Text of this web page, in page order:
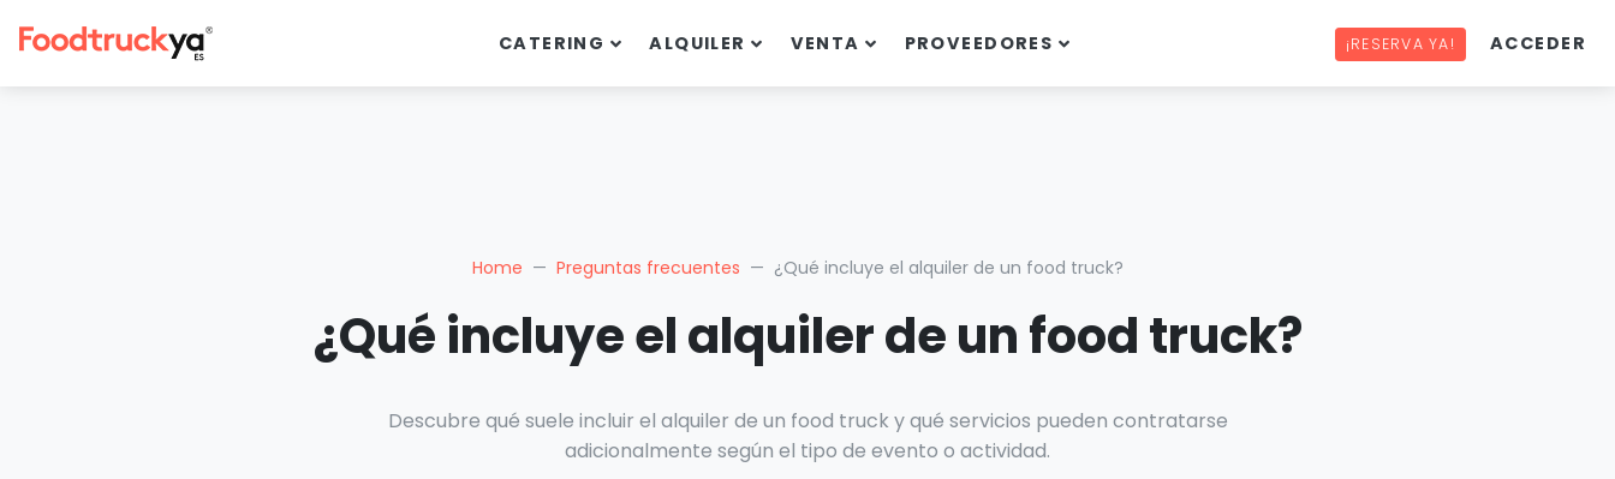
CATERING ALQUILER VENTA PROVEEDORES ¡RESERVA YA! ACCEDER
Home Preguntas frecuentes ¿Qué incluye el alquiler de un food truck?
¿Qué incluye el alquiler de un food truck?
Descubre qué suele incluir el alquiler de un food truck y qué servicios pueden contratarse
adicionalmente según el tipo de evento o actividad.